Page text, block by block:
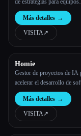
de estrategias para equipos
orientados a objetivos
Más detalles →
VISITA↗︎
Homie
Gestor de proyectos de IA
acelerar el desarrollo de
Más detalles →
VISITA↗︎